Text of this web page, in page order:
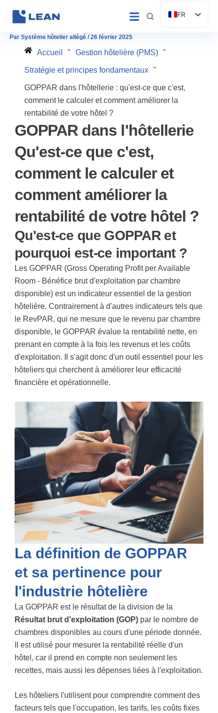
FR
ES
Par Système hôtelier allégé /26 février 2025
Accueil " Gestion hôtelière (PMS) "
Stratégie et principes fondamentaux "
GOPPAR dans l'hôtellerie : qu'est-ce que c'est,
comment le calculer et comment améliorer la
rentabilité de votre hôtel ?
GOPPAR dans l'hôtellerie
Qu'est-ce que c'est,
comment le calculer et
comment améliorer la
rentabilité de votre hôtel ?
Qu'est-ce que GOPPAR et
pourquoi est-ce important ?
Les GOPPAR (Gross Operating Profit per Available
Room - Bénéfice brut d'exploitation par chambre
disponible) est un indicateur essentiel de la gestion
hôtelière. Contrairement à d'autres indicateurs tels que
le RevPAR, qui ne mesure que le revenu par chambre
disponible, le GOPPAR évalue la rentabilité nette, en
prenant en compte à la fois les revenus et les coûts
d'exploitation. Il s'agit donc d'un outil essentiel pour les
hôteliers qui cherchent à améliorer leur efficacité
financière et opérationnelle.
La définition de GOPPAR
et sa pertinence pour
l'industrie hôtelière
La GOPPAR est le résultat de la division de la
Résultat brut d'exploitation (GOP) par le nombre de
chambres disponibles au cours d'une période donnée.
Il est utilisé pour mesurer la rentabilité réelle d'un
hôtel, car il prend en compte non seulement les
recettes, mais aussi les dépenses liées à l'exploitation.
Les hôteliers l'utilisent pour comprendre comment des
facteurs tels que l'occupation, les tarifs, les coûts fixes